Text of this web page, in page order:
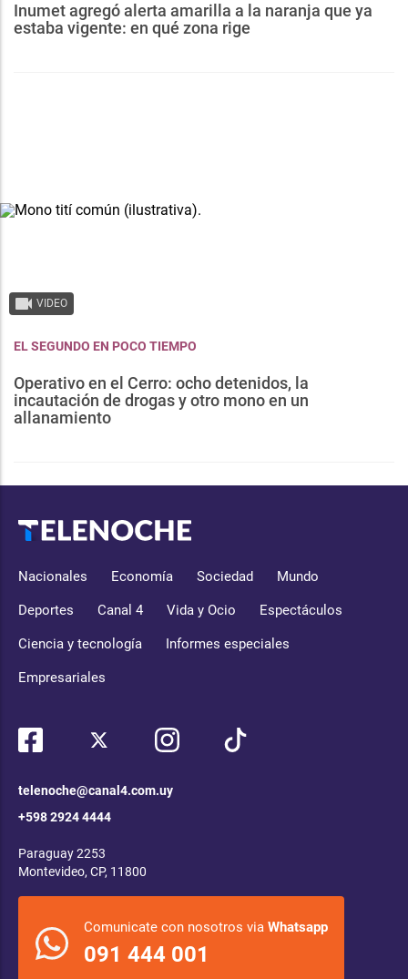
Inumet agregó alerta amarilla a la naranja que ya
estaba vigente: en qué zona rige
VIDEO
EL SEGUNDO EN POCO TIEMPO
Operativo en el Cerro: ocho detenidos, la
incautación de drogas y otro mono en un
allanamiento
Nacionales Economía Sociedad Mundo
Deportes Canal 4 Vida y Ocio Espectáculos
Ciencia y tecnología Informes especiales
Empresariales
telenoche@canal4.com.uy
+598 2924 4444
Paraguay 2253
Montevideo, CP, 11800
Comunicate con nosotros via Whatsapp
091 444 001